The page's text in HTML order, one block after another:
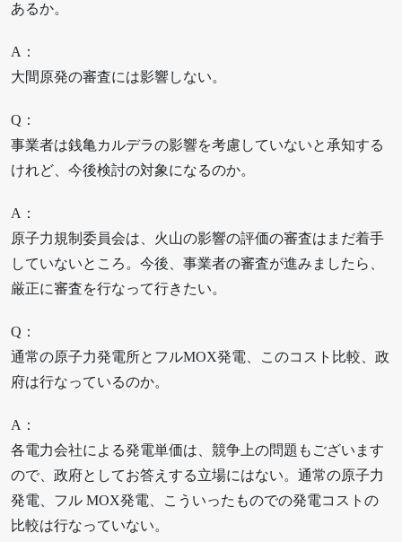
あるか。
A：
大間原発の審査には影響しない。
Q：
事業者は銭亀カルデラの影響を考慮していないと承知する
けれど、今後検討の対象になるのか。
A：
原子力規制委員会は、火山の影響の評価の審査はまだ着手
していないところ。今後、事業者の審査が進みましたら、
厳正に審査を行なって行きたい。
Q：
通常の原子力発電所とフルMOX発電、このコスト比較、政
府は行なっているのか。
A：
各電力会社による発電単価は、競争上の問題もございます
ので、政府としてお答えする立場にはない。通常の原子力
発電、フル MOX発電、こういったものでの発電コストの
比較は行なっていない。